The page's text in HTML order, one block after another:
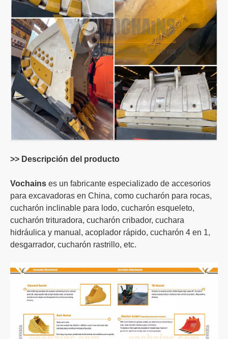
>> Descripción del producto
Vochains es un fabricante especializado de accesorios
para excavadoras en China, como cucharón para rocas,
cucharón inclinable para lodo, cucharón esqueleto,
cucharón trituradora, cucharón cribador, cuchara
hidráulica y manual, acoplador rápido, cucharón 4 en 1,
desgarrador, cucharón rastrillo, etc.